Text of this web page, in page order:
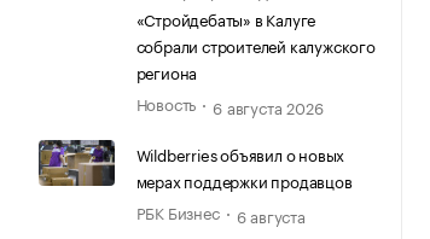
«Стройдебаты» в Калуге
собрали строителей калужского
региона
Новость
6 августа 2026
Wildberries объявил о новых
мерах поддержки продавцов
РБК Бизнес
6 августа